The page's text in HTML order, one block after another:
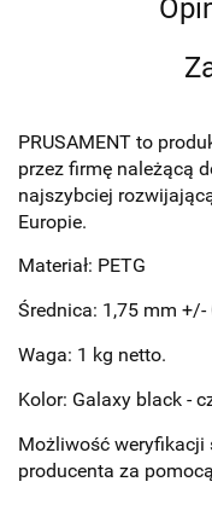
PRUSAMENT to
przez firmę należącą
najszybciej
Europie.
Materiał: PETG
Średnica: 1,75 mm +/-
Waga: 1 kg netto.
Kolor: Galaxy black -
Możliwość weryfikacji
producenta za